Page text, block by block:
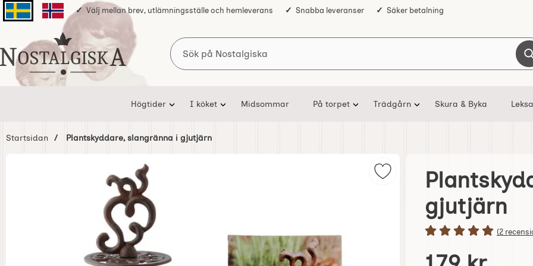
Svenska sidanNorska sidan
Välj mellan brev, utlämningsställe och hemleverans Snabba leveranser Säker betalning
Startsidan för Nostalgiska
Sök
Högtider I köket Midsommar På torpet Trädgårn Skura & Byka
Startsidan Plantskyddare, slangränna i gjutjärn
Markera plantskyddare,
gjutjärn
Betyg: 5
(2
Handla denna produkt